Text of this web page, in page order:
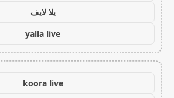
يلا لايف
yalla live
koora live